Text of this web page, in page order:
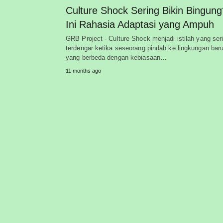
Culture Shock Sering Bikin
Ini Rahasia Adaptasi yang Ampuh
GRB Project - Culture Shock menjadi istilah yang
terdengar ketika seseorang pindah ke lingkungan baru
yang berbeda dengan kebiasaan…
11 months ago